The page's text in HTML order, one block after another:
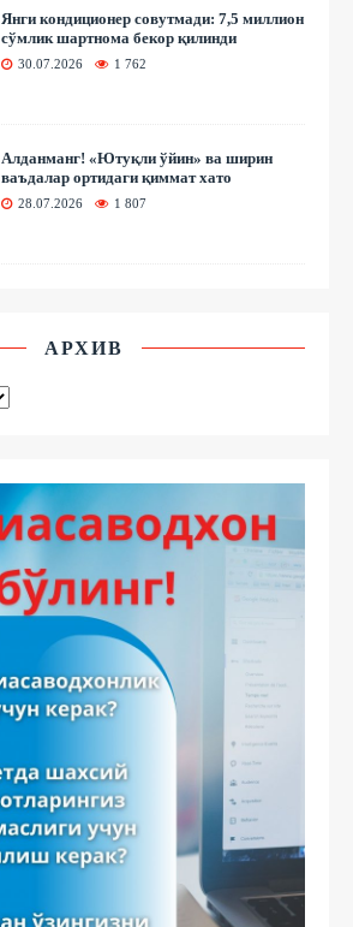
Янги кондиционер совутмади: 7,5 миллион
сўмлик шартнома бекор қилинди
30.07.2026 1 762
Алданманг! «Ютуқли ўйин» ва ширин
ваъдалар ортидаги қиммат хато
28.07.2026 1 807
АРХИВ